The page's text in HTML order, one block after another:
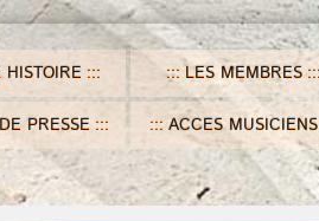
HISTOIRE LES MEMBRES
PRESSE ACCES MUSICIENS